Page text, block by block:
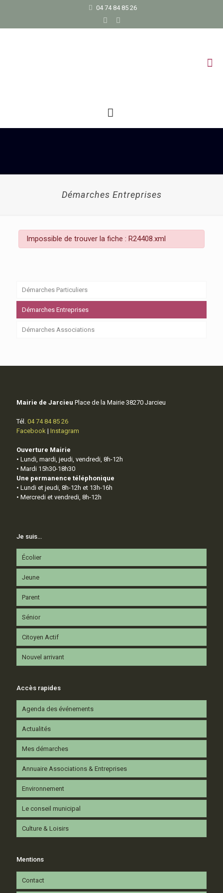
04 74 84 85 26
Démarches Entreprises
Impossible de trouver la fiche : R24408.xml
Démarches Particuliers
Démarches Entreprises
Démarches Associations
Mairie de Jarcieu Place de la Mairie 38270 Jarcieu
Tél. 04 74 84 85 26
Facebook | Instagram
Ouverture Mairie
• Lundi, mardi, jeudi, vendredi, 8h-12h
• Mardi 15h30-18h30
Une permanence téléphonique
• Lundi et jeudi, 8h-12h et 13h-16h
• Mercredi et vendredi, 8h-12h
Je suis…
Écolier
Jeune
Parent
Sénior
Citoyen Actif
Nouvel arrivant
Accès rapides
Agenda des événements
Actualités
Mes démarches
Annuaire Associations & Entreprises
Environnement
Le conseil municipal
Culture & Loisirs
Mentions
Contact